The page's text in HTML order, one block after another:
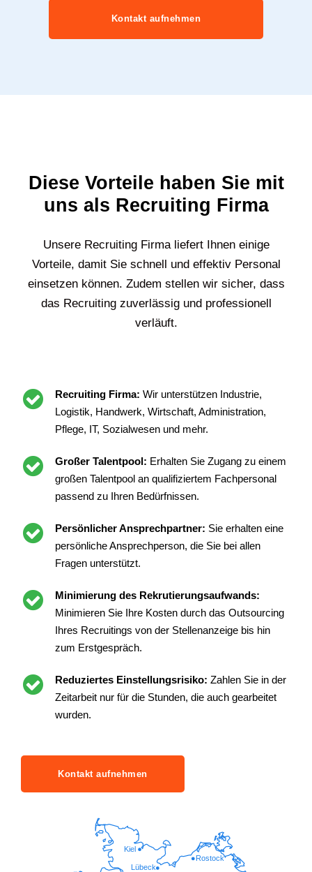
Kontakt aufnehmen
Diese Vorteile haben Sie mit
uns als Recruiting Firma
Unsere Recruiting Firma liefert Ihnen einige
Vorteile, damit Sie schnell und effektiv Personal
einsetzen können. Zudem stellen wir sicher, dass
das Recruiting zuverlässig und professionell
verläuft.
Recruiting Firma: Wir unterstützen Industrie,
Logistik, Handwerk, Wirtschaft, Administration,
Pflege, IT, Sozialwesen und mehr.
Großer Talentpool: Erhalten Sie Zugang zu einem
großen Talentpool an qualifiziertem Fachpersonal
passend zu Ihren Bedürfnissen.
Persönlicher Ansprechpartner: Sie erhalten eine
persönliche Ansprechperson, die Sie bei allen
Fragen unterstützt.
Minimierung des Rekrutierungsaufwands:
Minimieren Sie Ihre Kosten durch das Outsourcing
Ihres Recruitings von der Stellenanzeige bis hin
zum Erstgespräch.
Reduziertes Einstellungsrisiko: Zahlen Sie in der
Zeitarbeit nur für die Stunden, die auch gearbeitet
wurden.
Kontakt aufnehmen
Lübeck
Rostock
Kiel